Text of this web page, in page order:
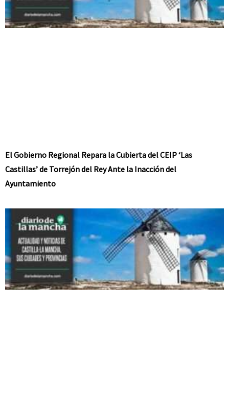
El Gobierno Regional Repara la Cubierta del CEIP ‘Las
Castillas’ de Torrejón del Rey Ante la Inacción del
Ayuntamiento